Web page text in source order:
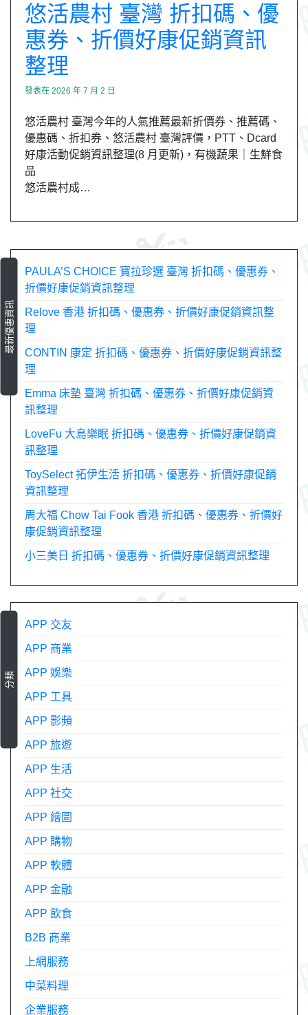
悠活農村 臺灣 折扣碼、優
惠券、折價好康促銷資訊
整理
發表在 2026 年 7 月 2 日
悠活農村 臺灣今年的人氣推薦最新折價券、推薦碼、
優惠碼、折扣券、悠活農村 臺灣評價，PTT、Dcard
好康活動促銷資訊整理(8 月更新)，有機蔬果｜生鮮食
品
悠活農村成…
最新優惠資訊
PAULA’S CHOICE 寶拉珍選 臺灣 折扣碼、優惠券、
折價好康促銷資訊整理
Relove 香港 折扣碼、優惠券、折價好康促銷資訊整
理
CONTIN 康定 折扣碼、優惠券、折價好康促銷資訊整
理
Emma 床墊 臺灣 折扣碼、優惠券、折價好康促銷資
訊整理
LoveFu 大島樂眠 折扣碼、優惠券、折價好康促銷資
訊整理
ToySelect 拓伊生活 折扣碼、優惠券、折價好康促銷
資訊整理
周大福 Chow Tai Fook 香港 折扣碼、優惠券、折價好
康促銷資訊整理
小三美日 折扣碼、優惠券、折價好康促銷資訊整理
分類
APP 交友
APP 商業
APP 娛樂
APP 工具
APP 影頻
APP 旅遊
APP 生活
APP 社交
APP 繪圖
APP 購物
APP 軟體
APP 金融
APP 飲食
B2B 商業
上網服務
中菜料理
企業服務